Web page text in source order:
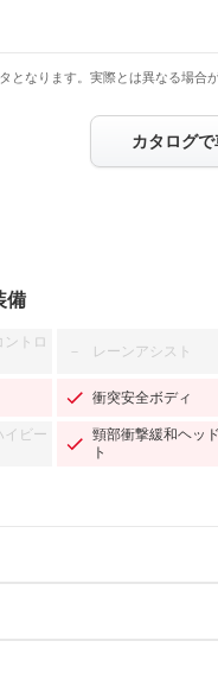
となります。実際とは異なる場合
カタログ
備
ントロ
－ レーンアシスト
衝突安全ボディ
イビー
頸部衝撃緩和ヘッ
ト
/助手席